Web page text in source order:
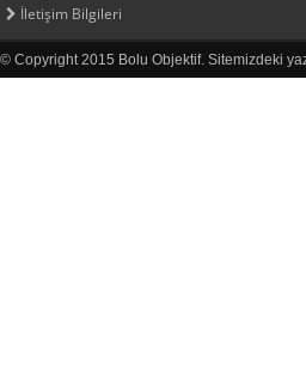
İletişim Bilgileri
© Copyright 2015 Bolu Objektif. Sitemizdeki